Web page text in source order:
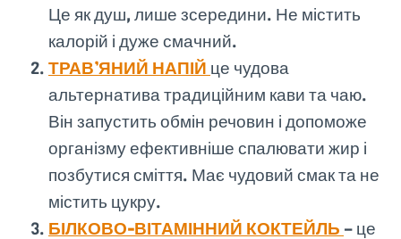
Це як душ, лише зсередини. Не містить
калорій і дуже смачний.
ТРАВ’ЯНИЙ НАПІЙ це чудова
альтернатива традиційним кави та чаю.
Він запустить обмін речовин і допоможе
організму ефективніше спалювати жир і
позбутися сміття. Має чудовий смак та не
містить цукру.
БІЛКОВО-ВІТАМІННИЙ КОКТЕЙЛЬ – це